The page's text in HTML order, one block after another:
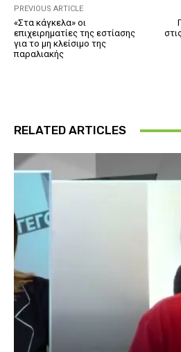
PREVIOUS ARTICLE
«Στα κάγκελα» οι
επιχειρηματίες της εστίασης
για το μη κλείσιμο της
παραλιακής
RELATED ARTICLES